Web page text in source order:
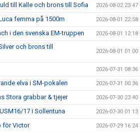
till Kalle och brons till Sofia 2026-08-02 23:47
femma på 1500m 2026-08-01 22:58
i den svenska EM-truppen 2026-08-01 12:18
och brons till
2026-08-01 01:00
2026-07-31 08:36
elva i SM-pokalen 2026-07-31 00:36
Stora grabbar & tjejer 2026-07-30 23:40
17 i Sollentuna 2026-07-30 01:13
för Victor 2026-07-29 16:24